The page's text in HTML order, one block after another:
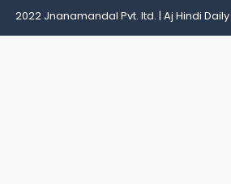
2022 Jnanamandal Pvt. ltd. | Aj Hindi Daily